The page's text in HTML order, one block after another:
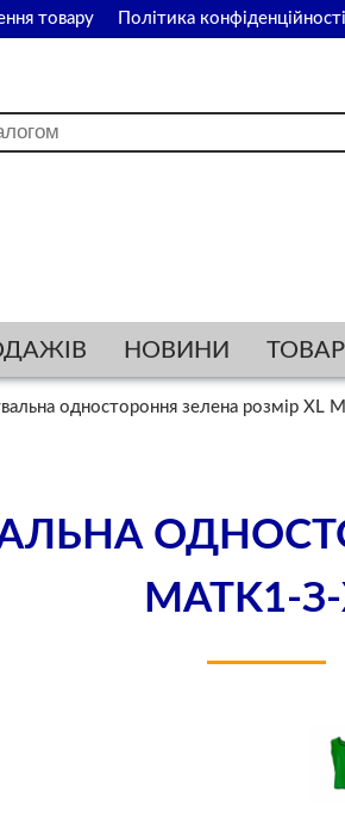
товару Політика конфіденційності
НОВИНИ
одностороння зелена розмір ХL
MATK1-